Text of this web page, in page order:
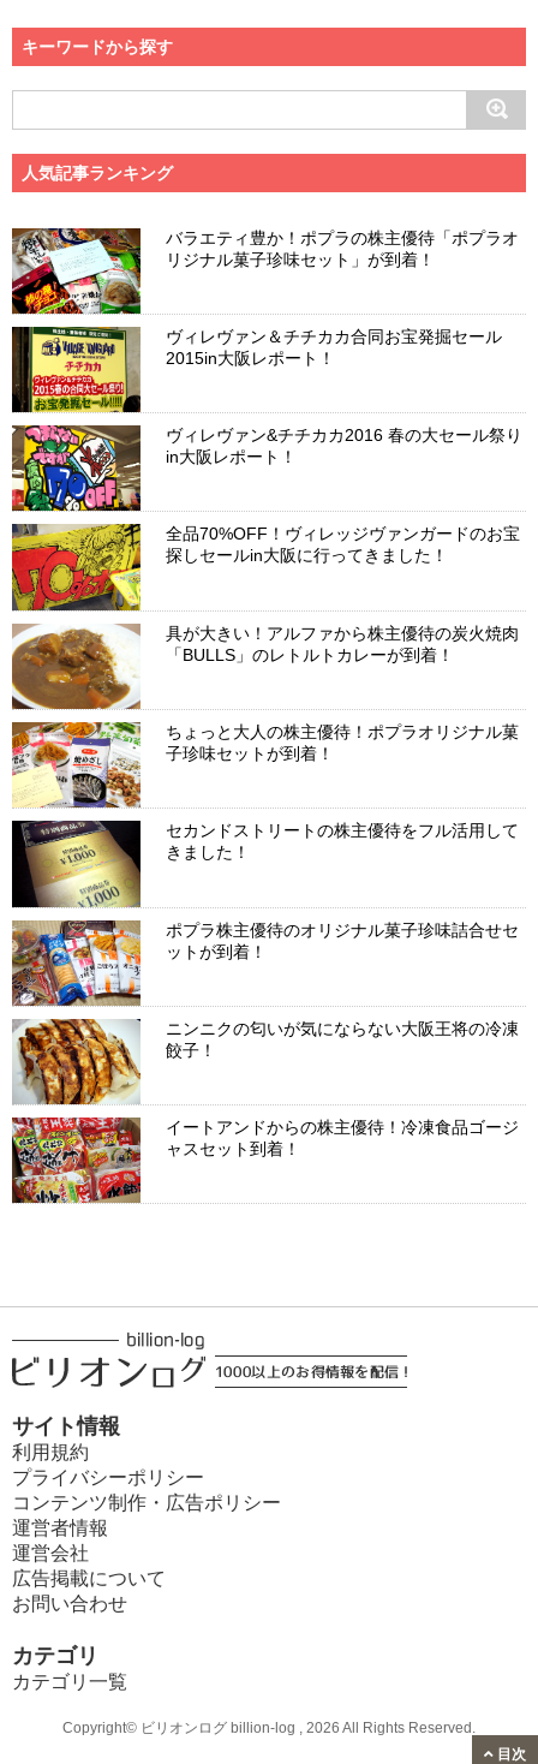
キーワードから探す
人気記事ランキング
バラエティ豊か！ポプラの株主優待「ポプラオ
リジナル菓子珍味セット」が到着！
ヴィレヴァン＆チチカカ合同お宝発掘セール
2015in大阪レポート！
ヴィレヴァン&チチカカ2016 春の大セール祭り
in大阪レポート！
全品70%OFF！ヴィレッジヴァンガードのお宝
探しセールin大阪に行ってきました！
具が大きい！アルファから株主優待の炭火焼肉
「BULLS」のレトルトカレーが到着！
ちょっと大人の株主優待！ポプラオリジナル菓
子珍味セットが到着！
セカンドストリートの株主優待をフル活用して
きました！
ポプラ株主優待のオリジナル菓子珍味詰合せセ
ットが到着！
ニンニクの匂いが気にならない大阪王将の冷凍
餃子！
イートアンドからの株主優待！冷凍食品ゴージ
ャスセット到着！
サイト情報
利用規約
プライバシーポリシー
コンテンツ制作・広告ポリシー
運営者情報
運営会社
広告掲載について
お問い合わせ
カテゴリ
カテゴリ一覧
Copyright© ビリオンログ billion-log , 2026 All Rights Reserved.
目次